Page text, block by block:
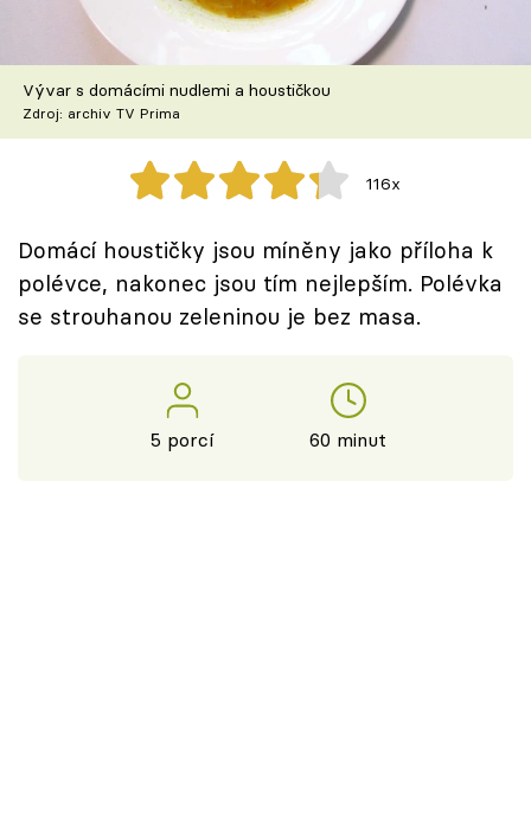
Škola vaření
Recepty z TV
Speciál: Cuketa
Těhotnej kuchař
Sledujte prima+
Přihlášení
Vývar s domácími nudlemi a houstičkou
Zdroj: archiv TV Prima
116x
Domácí houstičky jsou míněny jako příloha k
polévce, nakonec jsou tím nejlepším. Polévka
se strouhanou zeleninou je bez masa.
5 porcí 60 minut